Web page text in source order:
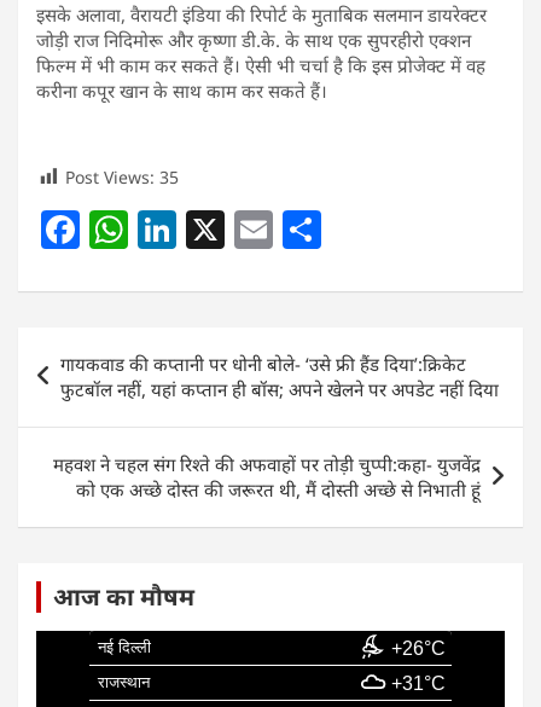
इसके अलावा, वैरायटी इंडिया की रिपोर्ट के मुताबिक सलमान डायरेक्टर
जोड़ी राज निदिमोरू और कृष्णा डी.के. के साथ एक सुपरहीरो एक्शन
फिल्म में भी काम कर सकते हैं। ऐसी भी चर्चा है कि इस प्रोजेक्ट में वह
करीना कपूर खान के साथ काम कर सकते हैं।
Post Views: 35
F
c
e
b
o
o
k
W
at
s
A
p
p
Li
k
e
dI
n
X E
ai
l
ar
e
navigation
गायकवाड की कप्तानी पर धोनी बोले- ‘उसे फ्री हैंड दिया’:क्रिकेट
फुटबॉल नहीं, यहां कप्तान ही बॉस; अपने खेलने पर अपडेट नहीं दिया
महवश ने चहल संग रिश्ते की अफवाहों पर तोड़ी चुप्पी:कहा- युजवेंद्र
को एक अच्छे दोस्त की जरूरत थी, मैं दोस्ती अच्छे से निभाती हूं
आज का मौषम
नई दिल्ली +26°C
राजस्थान +31°C